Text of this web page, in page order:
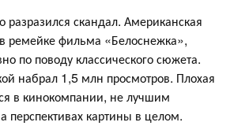
скандал. Американская
ремейке фильма «Белоснежка»,
по поводу классического сюжета.
набрал 1,5 млн просмотров. Плохая
в кинокомпании, не лучшим
перспективах картины в целом.